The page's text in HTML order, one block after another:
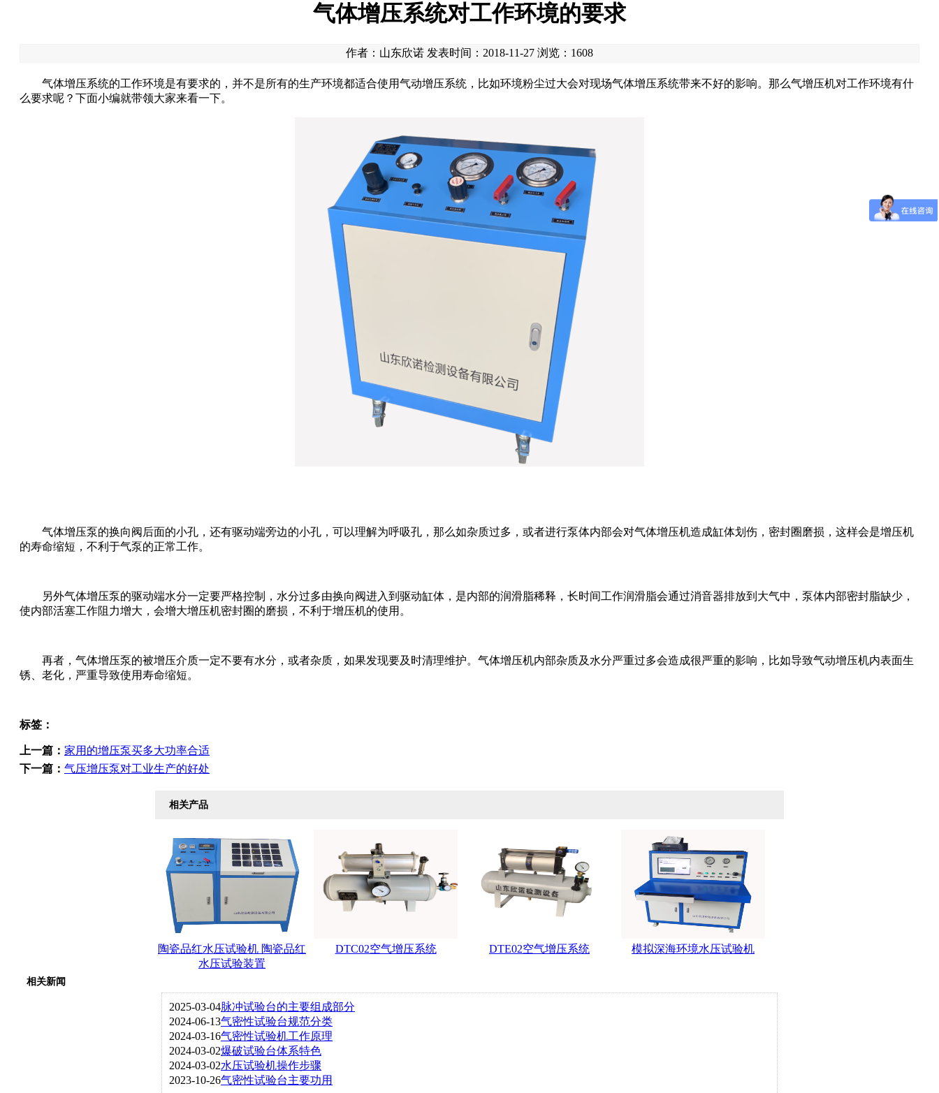
气体增压系统对工作环境的要求
作者：山东欣诺 发表时间：2018-11-27 浏览： 1608
气体增压系统的工作环境是有要求的，并不是所有的生产环境都适合使用气动增压系统，比如环境粉尘过大会对现场气体增压系统带来不好的影响。那么气增压机对工作环境有什
么要求呢？下面小编就带领大家来看一下。
气体增压泵的换向阀后面的小孔，还有驱动端旁边的小孔，可以理解为呼吸孔，那么如杂质过多，或者进行泵体内部会对气体增压机造成缸体划伤，密封圈磨损，这样会是增压机
的寿命缩短，不利于气泵的正常工作。
另外气体增压泵的驱动端水分一定要严格控制，水分过多由换向阀进入到驱动缸体，是内部的润滑脂稀释，长时间工作润滑脂会通过消音器排放到大气中，泵体内部密封脂缺少，
使内部活塞工作阻力增大，会增大增压机密封圈的磨损，不利于增压机的使用。
再者，气体增压泵的被增压介质一定不要有水分，或者杂质，如果发现要及时清理维护。气体增压机内部杂质及水分严重过多会造成很严重的影响，比如导致气动增压机内表面生
锈、老化，严重导致使用寿命缩短。
标签：
上一篇： 家用的增压泵买多大功率合适
下一篇： 气压增压泵对工业生产的好处
相关产品
陶瓷品红水压试验机 陶瓷品红
水压试验装置
DTC02空气增压系统 DTE02空气增压系统 模拟深海环境水压试验机
相关新闻
2025-03-04脉冲试验台的主要组成部分
2024-06-13气密性试验台规范分类
2024-03-16气密性试验机工作原理
2024-03-02爆破试验台体系特色
2024-03-02水压试验机操作步骤
2023-10-26气密性试验台主要功用